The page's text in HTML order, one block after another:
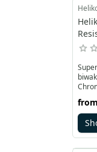
from